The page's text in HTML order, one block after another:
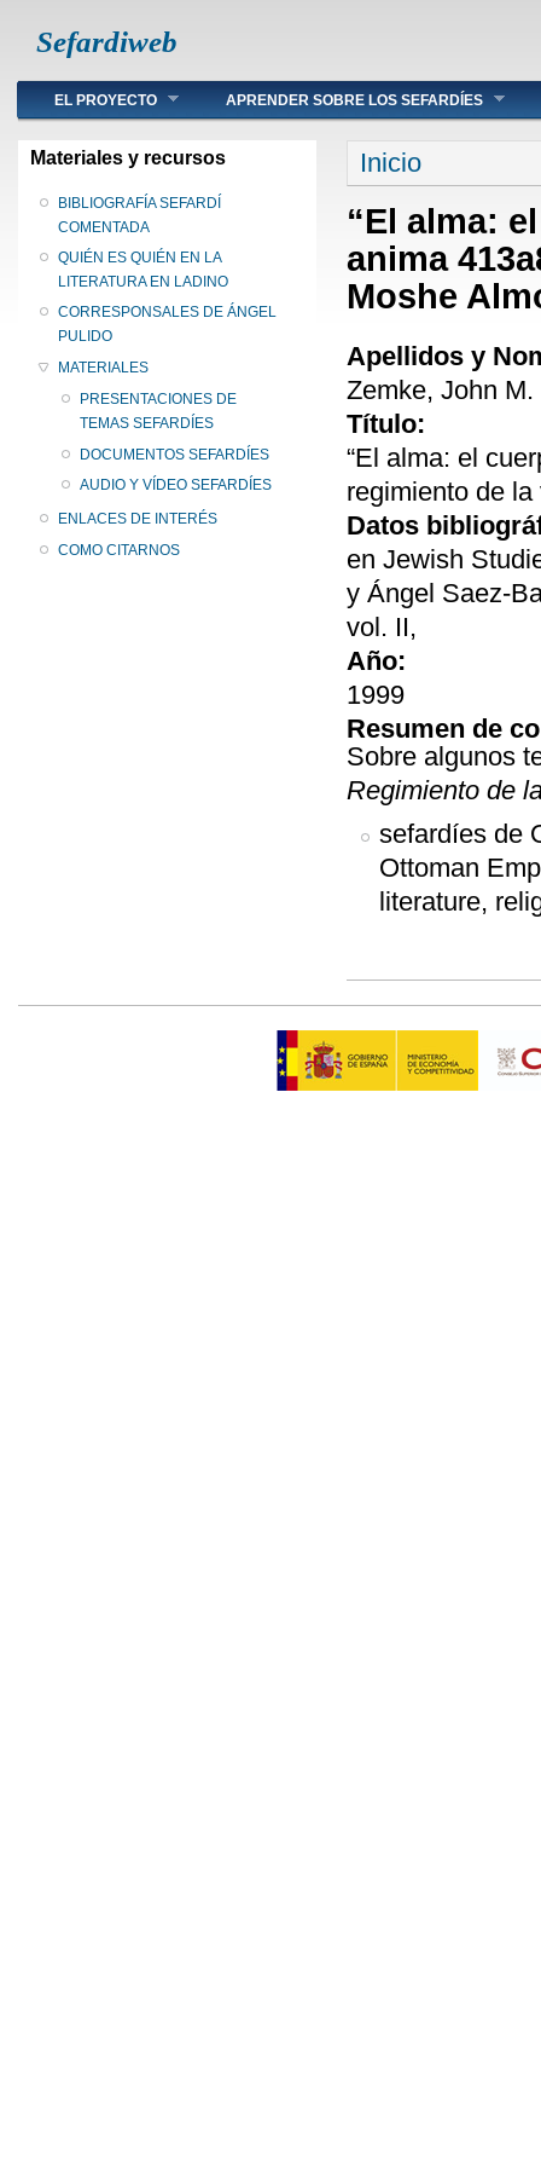
Sefardiweb
Main menu
EL PROYECTO APRENDER SOBRE LOS SEFARDÍES
Materiales y recursos
BIBLIOGRAFÍA SEFARDÍ
COMENTADA
QUIÉN ES QUIÉN EN LA
LITERATURA EN LADINO
CORRESPONSALES DE ÁNGEL
PULIDO
MATERIALES
PRESENTACIONES DE
TEMAS SEFARDÍES
DOCUMENTOS SEFARDÍES
AUDIO Y VÍDEO SEFARDÍES
ENLACES DE INTERÉS
COMO CITARNOS
Se encuentra
Inicio
“El alma:
anima
Moshe
Apellidos y
Zemke, John M.
Título:
“El alma: el
regimiento de la
Datos
en Jewish
y Ángel Saez-
vol. II,
Año:
1999
Resumen de
Sobre algunos
Regimiento de
sefardíes de
Ottoman
literature,